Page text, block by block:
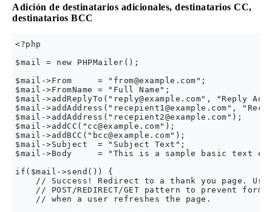
Adición de destinatarios adicionales, destinatarios CC,
destinatarios BCC
<?php
$mail = new PHPMailer();
$mail->From     = " from@example.com ";
$mail->FromName = "Full Name";
$mail->addReplyTo(" reply@example.com", "Reply
$mail->addAddress(" recepient1@example.com ",
$mail->addAddress(" recepient2@example.com ");
$mail->addCC(" cc@example.com");
$mail->addBCC(" bcc@example.com");
$mail->Subject  = "Subject Text";
$mail->Body     = "This is a sample basic text
if($mail->send()) {
// Success! Redirect to a thank you page. Use
// POST/REDIRECT/GET pattern to prevent form
    // when a user refreshes the page.